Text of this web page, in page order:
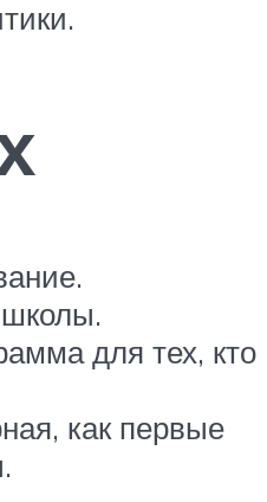
для тех, кто
как первые